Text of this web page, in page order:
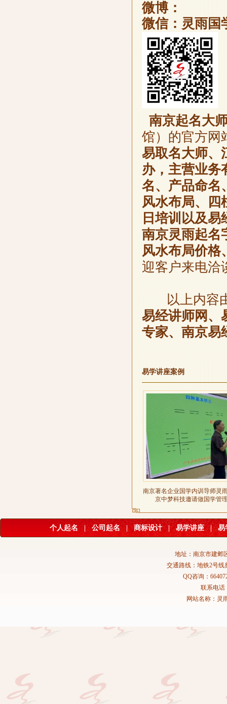
微博：
微信：灵雨
南京起名大
馆）的官方网
易取名大师、
办，主营业务
名、产品命名
风水布局、四
日培训以及
南京灵雨起名
风水布局价格
迎客户来电洽
以上内容
易经讲师网、
专家、南京易
易学讲座案例
南京著名企业国学内训导师灵
京中梦科技邀请做国学管
个人起名 公司起名 | 商标设计 | 易学讲座 | 易
地址：南京市建邺
交通路线：地铁2号线
QQ咨询：
联系电话
网站名称：灵